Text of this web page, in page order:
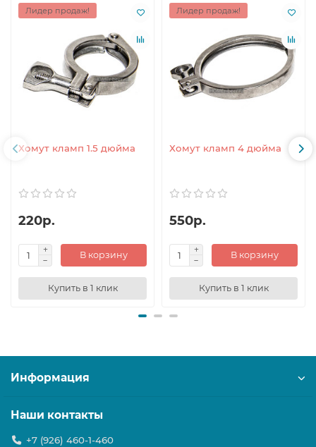
Лидер продаж!
Хомут кламп 1.5 дюйма
220р.
В корзину
Купить в 1 клик
Лидер продаж!
Хомут кламп 4 дюйма
550р.
В корзину
Купить в 1 клик
Информация
Наши контакты
+7 (926) 460-1-460